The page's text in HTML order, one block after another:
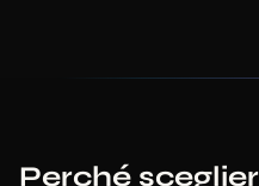
Perché